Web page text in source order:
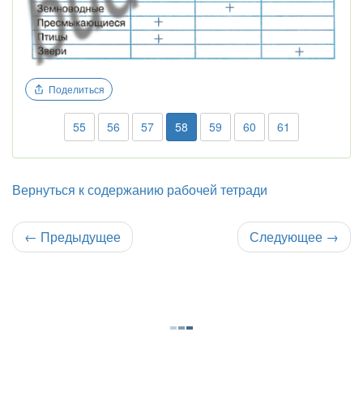
Поделиться
55 56 57 58 59 60 61
Вернуться к содержанию рабочей тетради
← Предыдущее Следующее →